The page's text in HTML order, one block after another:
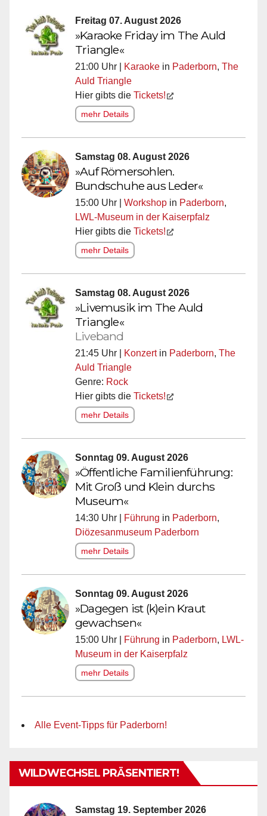
Freitag 07. August 2026
»Karaoke Friday im The Auld
Triangle«
21:00 Uhr | Karaoke in Paderborn, The
Auld Triangle
Hier gibts die Tickets!
mehr Details
Samstag 08. August 2026
»Auf Römersohlen.
Bundschuhe aus Leder«
15:00 Uhr | Workshop in Paderborn,
LWL-Museum in der Kaiserpfalz
Hier gibts die Tickets!
mehr Details
Samstag 08. August 2026
»Livemusik im The Auld
Triangle«
Liveband
21:45 Uhr | Konzertin Paderborn, The
Auld Triangle
Genre: Rock
Hier gibts die Tickets!
mehr Details
Sonntag 09. August 2026
»Öffentliche Familienführung:
Mit Groß und Klein durchs
Museum«
14:30 Uhr | Führung in Paderborn,
Diözesanmuseum Paderborn
mehr Details
Sonntag 09. August 2026
»Dagegen ist (k)ein Kraut
gewachsen«
15:00 Uhr | Führung in Paderborn, LWL-
Museum in der Kaiserpfalz
mehr Details
Alle Event-Tipps für Paderborn!
WILDWECHSEL PRÄSENTIERT!
Samstag 19. September 2026